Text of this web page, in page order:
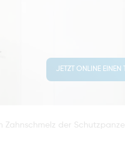
JETZT ONLINE EINEN
Zahnschmelz der